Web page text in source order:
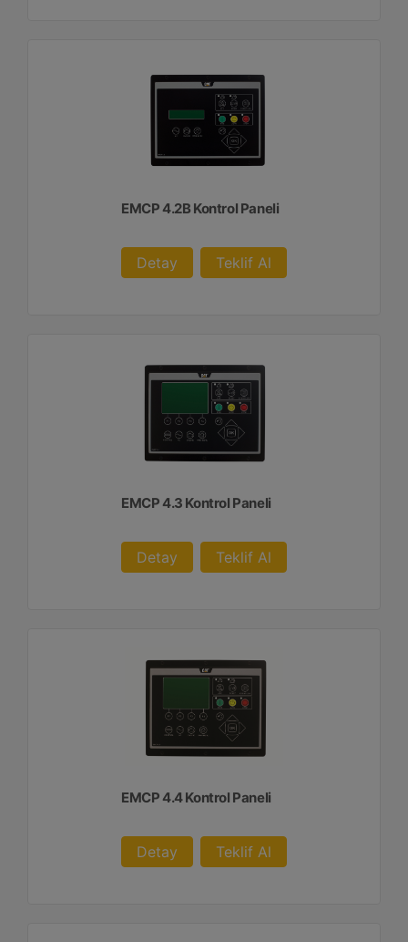
EMCP 4.2B Kontrol Paneli
Detay Teklif Al
EMCP 4.3 Kontrol Paneli
Detay Teklif Al
EMCP 4.4 Kontrol Paneli
Detay Teklif Al